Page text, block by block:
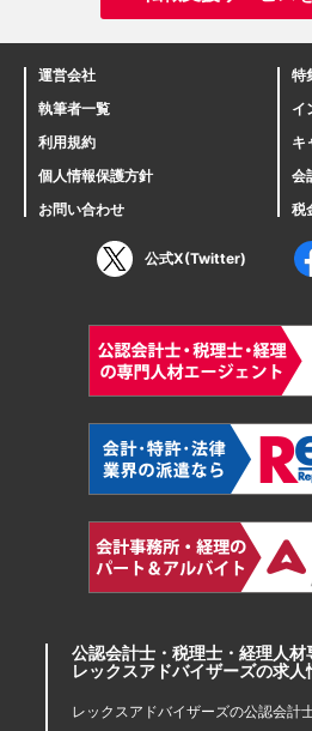
運営会社
執筆者一覧
利用規約
個人情報保護方針
お問い合わせ
特
イ
キ
会
税
公式X(Twitter)
公認会計士・税理士・経理人
レックスアドバイザーズの求人
レックスアドバイザーズの公認会計